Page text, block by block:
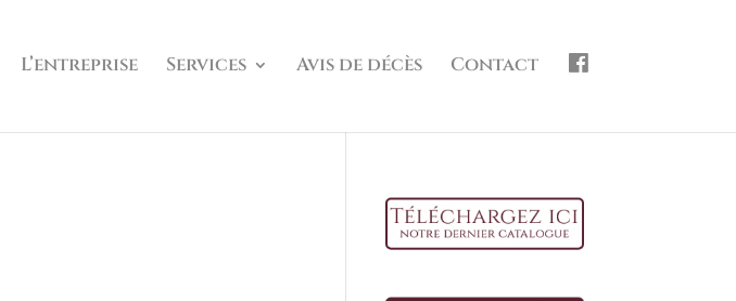
L’entreprise Services Avis de décès Contact